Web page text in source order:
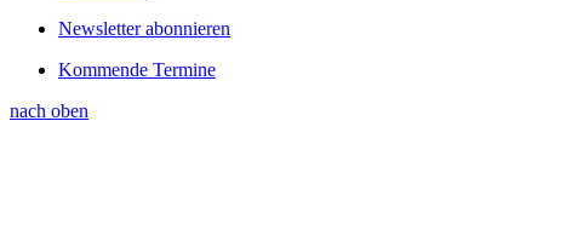
Newsletter abonnieren
Kommende Termine
nach oben